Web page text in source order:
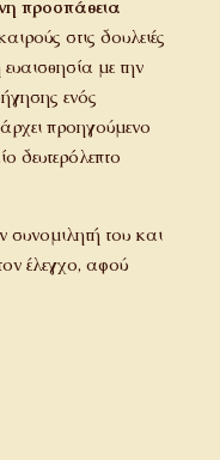
προσπάθεια
στις δουλειές
με την
ενός
προηγούμενο
δευτερόλεπτο
συνομιλητή του και
έλεγχο, αφού